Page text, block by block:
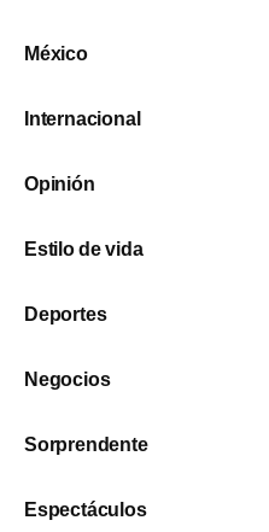
México
Internacional
Opinión
Estilo de vida
Deportes
Negocios
Sorprendente
Espectáculos